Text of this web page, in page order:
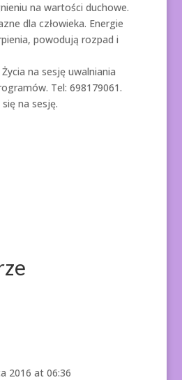
na wartości duchowe.
dla człowieka. Energie
powodują rozpad i
na sesję uwalniania
Tel: 698179061.
na sesję.
2016 at 06:36